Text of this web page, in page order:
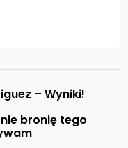
– Wyniki!
bronię tego